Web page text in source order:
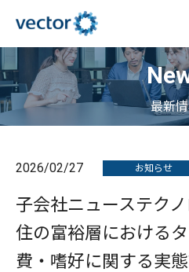
最新
2026/02/27 お知らせ
子会社ニューステク
住の富裕層における
費・嗜好に関する実